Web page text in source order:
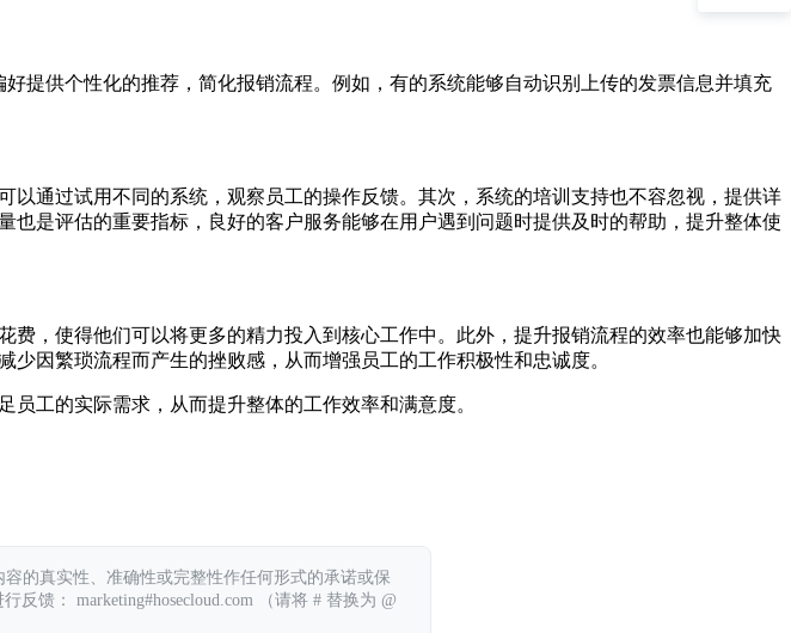
提供个性化的推荐，简化报销流程。例如，有的系统能够自动识别上传的发票信息并填充
通过试用不同的系统，观察员工的操作反馈。其次，系统的培训支持也不容忽视，提供详
是评估的重要指标，良好的客户服务能够在用户遇到问题时提供及时的帮助，提升整体使
，使得他们可以将更多的精力投入到核心工作中。此外，提升报销流程的效率也能够加快
因繁琐流程而产生的挫败感，从而增强员工的工作积极性和忠诚度。
工的实际需求，从而提升整体的工作效率和满意度。
的真实性、准确性或完整性作任何形式的承诺或保
馈： marketing#hosecloud.com （请将 # 替换为 @